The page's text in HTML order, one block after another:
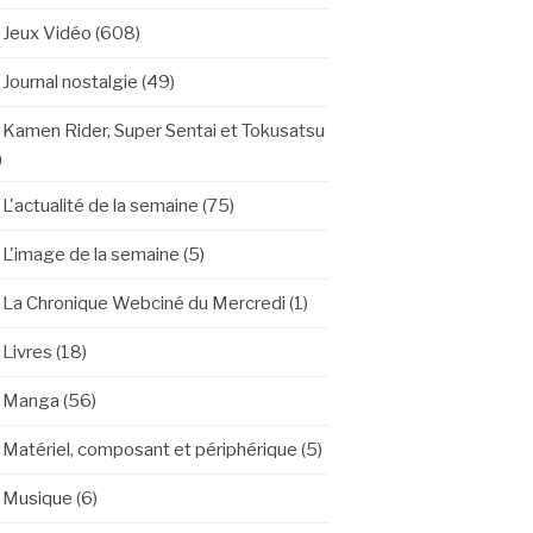
Jeux Vidéo (608)
Journal nostalgie (49)
Kamen Rider, Super Sentai et Tokusatsu
L'actualité de la semaine (75)
L'image de la semaine (5)
La Chronique Webciné du Mercredi (1)
Livres (18)
Manga (56)
Matériel, composant et périphérique (5)
Musique (6)